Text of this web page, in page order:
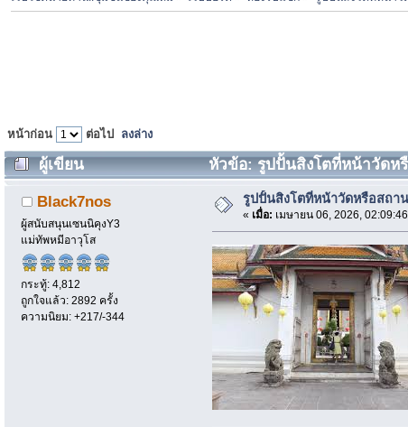
หน้าก่อน ต่อไป ลงล่าง
ผู้เขียน หัวข้อ: รูปปั้นสิงโตที่หน้าวัดห
Black7nos
ผู้สนับสนุนเซนนิคุงY3
แม่ทัพหมีอาวุโส
กระทู้: 4,812
ถูกใจแล้ว: 2892 ครั้ง
ความนิยม: +217/-344
รูปปั้นสิงโตที่หน้าวัดหรือสถา
« เมื่อ: เมษายน 06, 2026,